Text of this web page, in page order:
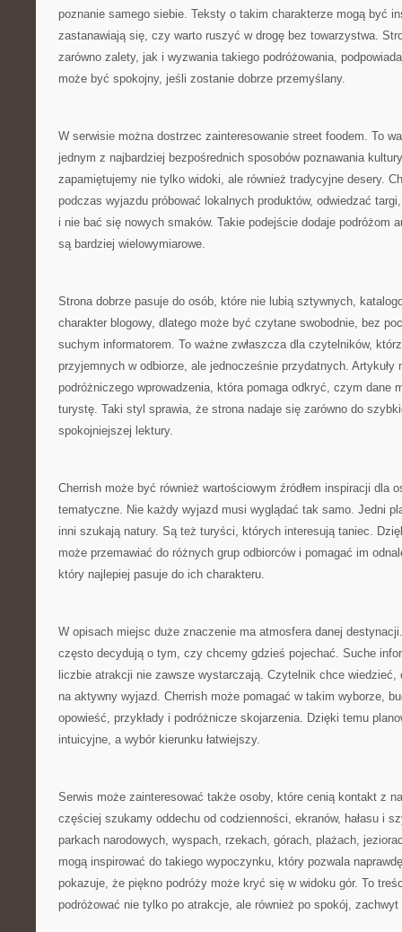
poznanie samego siebie. Teksty o takim charakterze mogą być
zastanawiają się, czy warto ruszyć w drogę bez towarzystwa.
zarówno zalety, jak i wyzwania takiego podróżowania,
może być spokojny, jeśli zostanie dobrze przemyślany.
W serwisie można dostrzec zainteresowanie street foodem. To
jednym z najbardziej bezpośrednich sposobów poznawania
zapamiętujemy nie tylko widoki, ale również tradycyjne desery.
podczas wyjazdu próbować lokalnych produktów, odwiedzać
i nie bać się nowych smaków. Takie podejście dodaje podróżom
są bardziej wielowymiarowe.
Strona dobrze pasuje do osób, które nie lubią sztywnych,
charakter blogowy, dlatego może być czytane swobodnie, bez
suchym informatorem. To ważne zwłaszcza dla czytelników,
przyjemnych w odbiorze, ale jednocześnie przydatnych. Artykuły
podróżniczego wprowadzenia, która pomaga odkryć, czym dane
turystę. Taki styl sprawia, że strona nadaje się zarówno do
spokojniejszej lektury.
Cherrish może być również wartościowym źródłem inspiracji dla
tematyczne. Nie każdy wyjazd musi wyglądać tak samo. Jedni
inni szukają natury. Są też turyści, których interesują taniec.
może przemawiać do różnych grup odbiorców i pomagać im
który najlepiej pasuje do ich charakteru.
W opisach miejsc duże znaczenie ma atmosfera danej
często decydują o tym, czy chcemy gdzieś pojechać. Suche
liczbie atrakcji nie zawsze wystarczają. Czytelnik chce
na aktywny wyjazd. Cherrish może pomagać w takim wyborze,
opowieść, przykłady i podróżnicze skojarzenia. Dzięki temu
intuicyjne, a wybór kierunku łatwiejszy.
Serwis może zainteresować także osoby, które cenią kontakt z
częściej szukamy oddechu od codzienności, ekranów, hałasu i
parkach narodowych, wyspach, rzekach, górach, plażach,
mogą inspirować do takiego wypoczynku, który pozwala
pokazuje, że piękno podróży może kryć się w widoku gór. To
podróżować nie tylko po atrakcje, ale również po spokój,